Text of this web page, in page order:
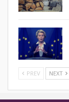
PREV NEXT